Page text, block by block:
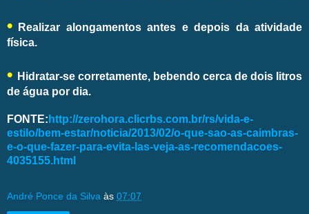
• Realizar alongamentos antes e depois da atividade
física.
• Hidratar-se corretamente, bebendo cerca de dois litros
de água por dia.
FONTE: http://zerohora.clicrbs.com.br/rs/vida-e-
estilo/bem-estar/noticia/2013/02/o-que-sao-as-caimbras-
e-o-que-fazer-para-evita-las-veja-as-recomendacoes-
4035155.html
André Ponce da Silva às 07:07